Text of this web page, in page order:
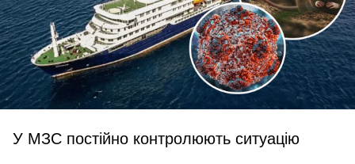
У МЗС постійно контролюють ситуацію